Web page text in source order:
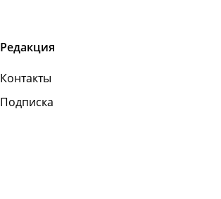
Редакция
Контакты
Подписка